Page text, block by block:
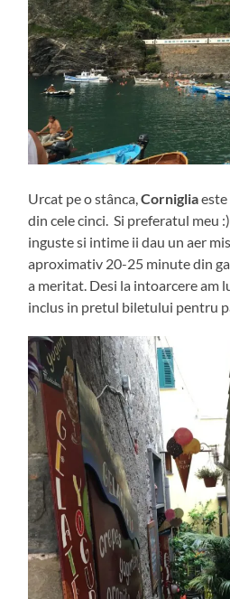
Urcat pe o stânca,Corniglia
din cele cinci. Si preferatul meu
inguste si intime ii dau un aer
aproximativ 20-25 minute din
a meritat. Desi la intoarcere am
inclus in pretul biletului pentru